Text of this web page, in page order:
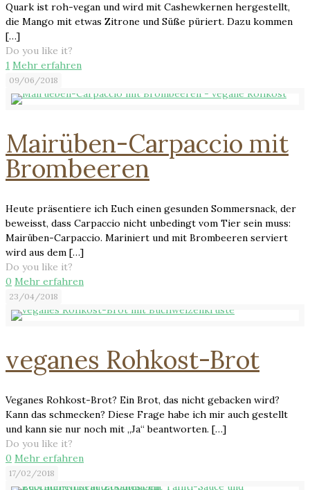
Quark ist roh-vegan und wird mit Cashewkernen hergestellt,
die Mango mit etwas Zitrone und Süße püriert. Dazu kommen
[…]
Do you like it?
1 Mehr erfahren
09/06/2018
Mairüben-Carpaccio mit
Brombeeren
Heute präsentiere ich Euch einen gesunden Sommersnack, der
beweisst, dass Carpaccio nicht unbedingt vom Tier sein muss:
Mairüben-Carpaccio. Mariniert und mit Brombeeren serviert
wird aus dem […]
Do you like it?
0 Mehr erfahren
23/04/2018
veganes Rohkost-Brot
Veganes Rohkost-Brot? Ein Brot, das nicht gebacken wird?
Kann das schmecken? Diese Frage habe ich mir auch gestellt
und kann sie nur noch mit „Ja“ beantworten. […]
Do you like it?
0 Mehr erfahren
17/02/2018